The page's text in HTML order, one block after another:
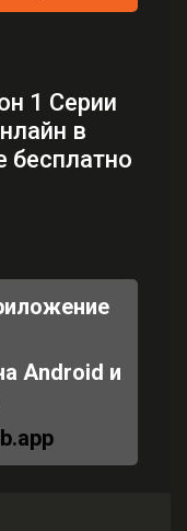
1 Серии
в
бесплатно
Android и